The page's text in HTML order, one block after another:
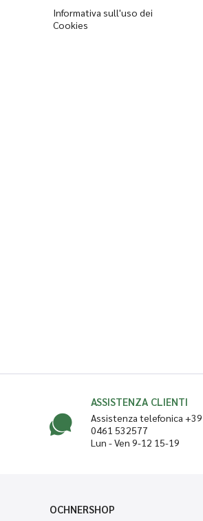
Informativa sull'uso dei
Cookies
ASSISTENZA CLIENTI
Assistenza telefonica +39
0461 532577
Lun - Ven 9-12 15-19
OCHNERSHOP